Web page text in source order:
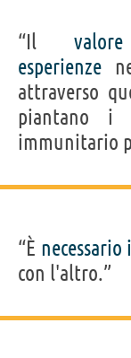
“Il valore
esperienze
attraverso
piantano i
immunitario
“È necessario
con l'altro.”